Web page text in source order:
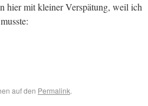
hier mit kleiner Verspätung, weil ich
auf den Permalink.